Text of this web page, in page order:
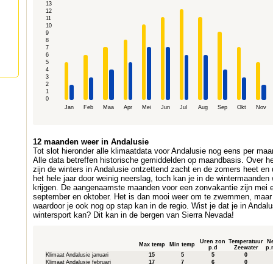
13
12
11
10
9
8
7
6
5
4
3
2
1
0
Jan
Feb Maa Apr Mei Jun Jul Aug Sep Okt Nov
12 maanden weer in Andalusie
Tot slot hieronder alle klimaatdata voor Andalusie nog eens per
Alle data betreffen historische gemiddelden op maandbasis. Over
zijn de winters in Andalusie ontzettend zacht en de zomers heet en
het hele jaar door weinig neerslag, toch kan je in de wintermaanden
krijgen. De aangenaamste maanden voor een zonvakantie zijn mei
september en oktober. Het is dan mooi weer om te zwemmen,
waardoor je ook nog op stap kan in de regio. Wist je dat je in
wintersport kan? Dit kan in de bergen van Sierra Nevada!
Max temp Min temp
Uren zon
p.d
Temperatuur
Zeewater
Klimaat Andalusie januari
15 5 5 0
Klimaat Andalusie februari
17 7 6 0